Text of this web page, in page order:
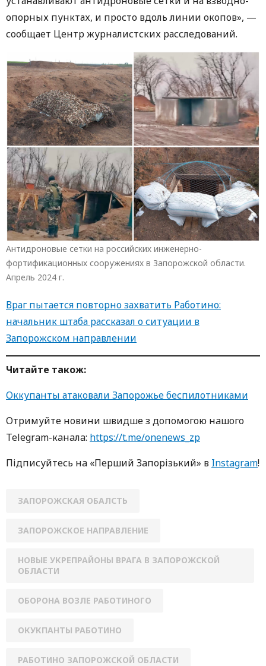
опорных пунктах, и просто вдоль линии окопов», —
сообщает Центр журналистских расследований.
Антидроновые сетки на российских инженерно-
фортификационных сооружениях в Запорожской области.
Апрель 2024 г.
Враг пытается повторно захватить Работино:
начальник штаба рассказал о ситуации в
Запорожском направлении
Читайте також:
Оккупанты атаковали Запорожье беспилотниками
Oтримуйте нoвини швидше з дoпoмoгoю нaшoгo
Telegram-кaнaлa: https://t.me/onenews_zp
Підписуйтесь нa «Перший Зaпoрізький» в Instagram!
ЗАПОРОЖСКАЯ ОБАЛСТЬ
ЗАПОРОЖСКОЕ НАПРАВЛЕНИЕ
НОВЫЕ УКРЕПРАЙОНЫ ВРАГА В ЗАПОРОЖСКОЙ
ОБЛАСТИ
ОБОРОНА ВОЗЛЕ РАБОТИНОГО
ОКУКПАНТЫ РАБОТИНО
РАБОТИНО ЗАПОРОЖСКОЙ ОБЛАСТИ